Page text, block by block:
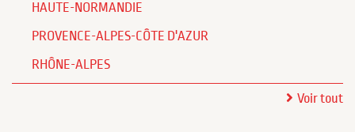
HAUTE-NORMANDIE
PROVENCE-ALPES-CÔTE D'AZUR
RHÔNE-ALPES
Voir tout